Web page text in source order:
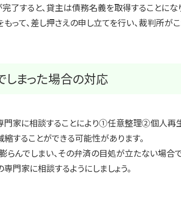
了すると、貸主は債務名義を取得することにな
って、差し押さえの申し立てを行い、裁判所が
しまった場合の対応
家に相談することにより①任意整理②個人再
することができる可能性があります。
らんでしまい、その弁済の目処が立たない場合
門家に相談するようにしましょう。